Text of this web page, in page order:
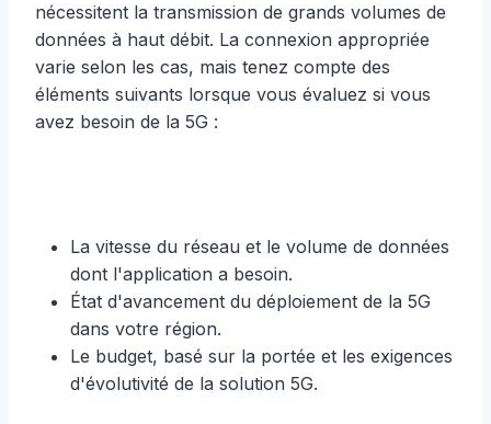
nécessitent la transmission de grands volumes de
données à haut débit. La connexion appropriée
varie selon les cas, mais tenez compte des
éléments suivants lorsque vous évaluez si vous
avez besoin de la 5G :
La vitesse du réseau et le volume de données
dont l'application a besoin.
État d'avancement du déploiement de la 5G
dans votre région.
Le budget, basé sur la portée et les exigences
d'évolutivité de la solution 5G.